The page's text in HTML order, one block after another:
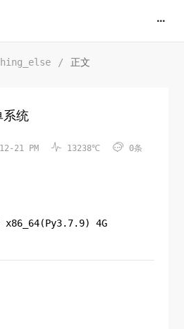
/ 正文
统
21 PM  13238℃  0条
x86_64(Py3.7.9) 4G